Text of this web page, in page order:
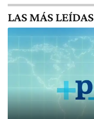
LAS MÁS LEÍDAS